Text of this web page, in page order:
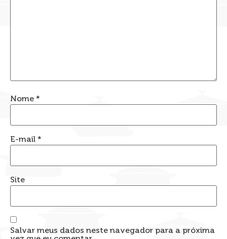
Nome *
E-mail *
Site
Salvar meus dados neste navegador para a próxima